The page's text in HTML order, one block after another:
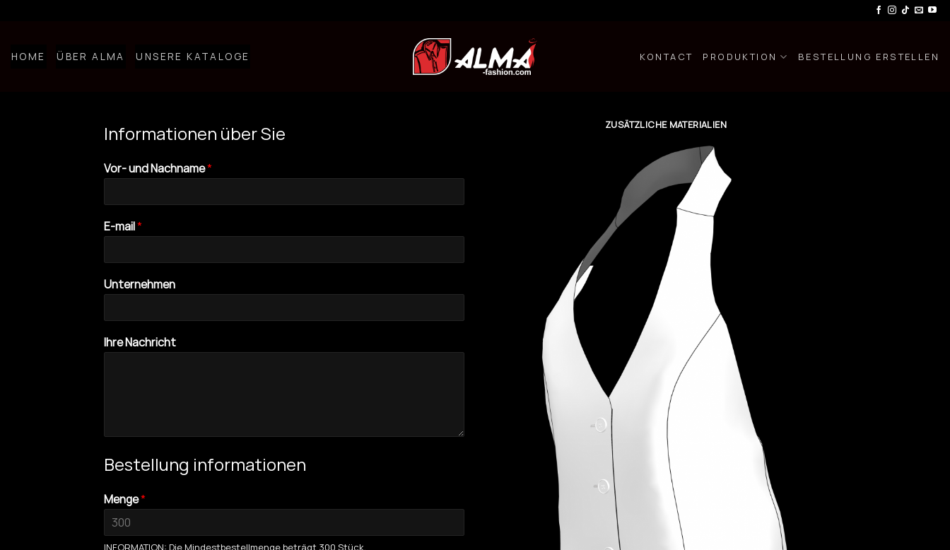
HOME ÜBER ALMA UNSERE KATALOGE KONTACT PRODUKTION BESTELLUNG ERSTELLEN
Informationen über Sie
Vor- und Nachname*
E-mail*
Unternehmen
Ihre Nachricht
Bestellung informationen
Menge*
INFORMATION: Die Mindestbestellmenge beträgt 300 Stück.
ZUSÄTZLICHE MATERIALIEN